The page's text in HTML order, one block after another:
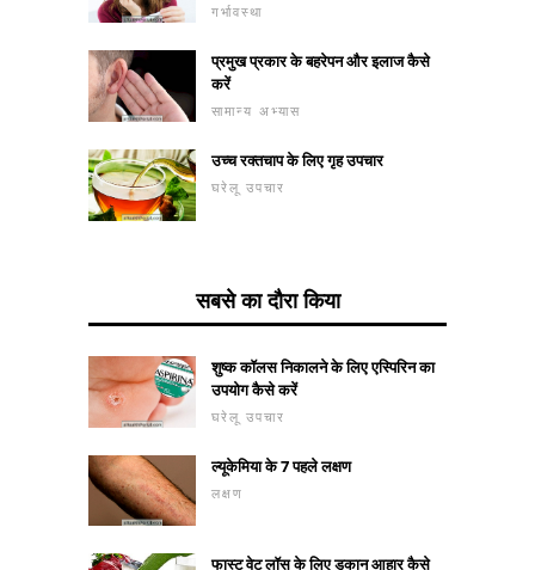
गर्भावस्था
प्रमुख प्रकार के बहरेपन और इलाज कैसे
करें
सामान्य अभ्यास
उच्च रक्तचाप के लिए गृह उपचार
घरेलू उपचार
सबसे का दौरा किया
शुष्क कॉलस निकालने के लिए एस्पिरिन का
उपयोग कैसे करें
घरेलू उपचार
ल्यूकेमिया के 7 पहले लक्षण
लक्षण
फास्ट वेट लॉस के लिए डुकान आहार कैसे